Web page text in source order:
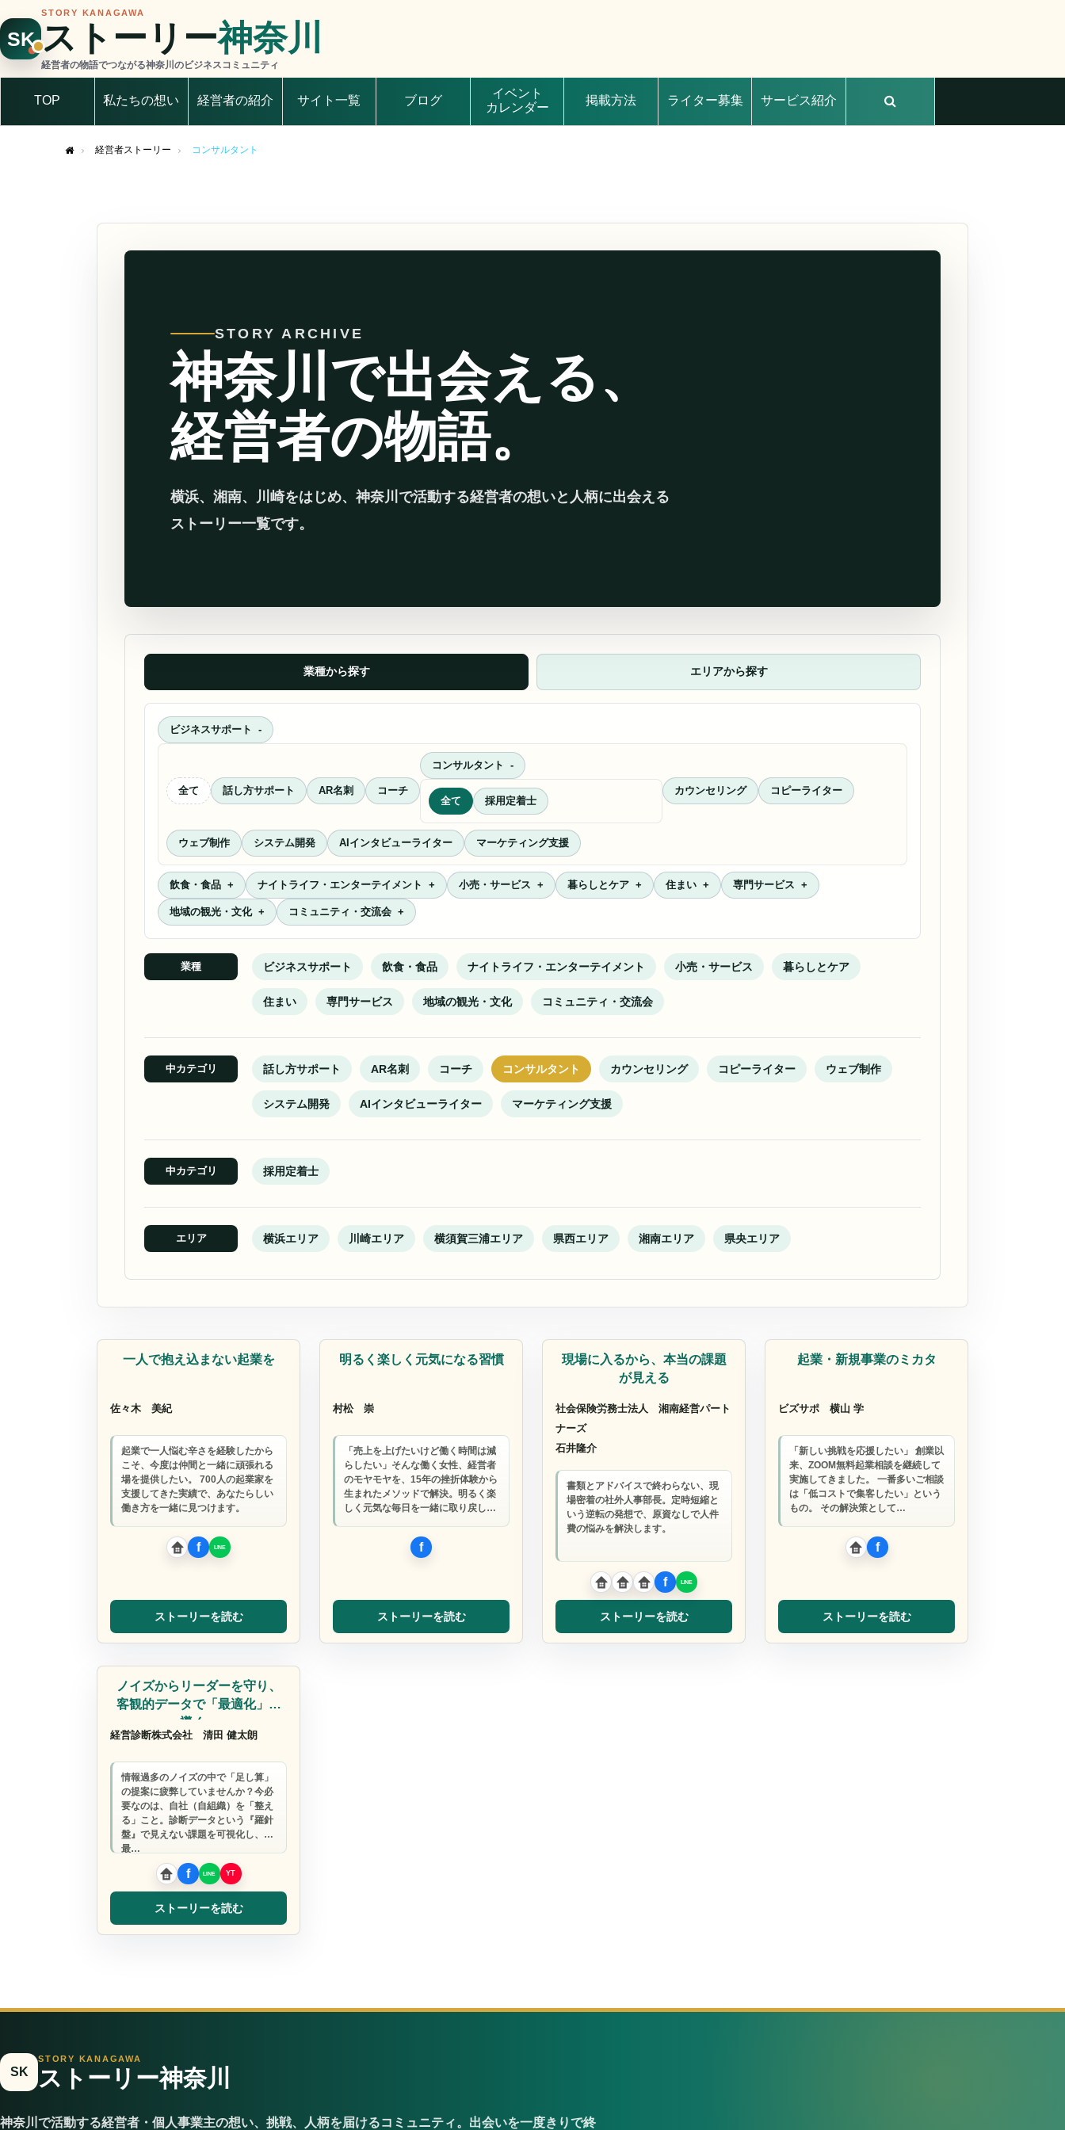
SK
STORY KANAGAWA
ストーリー神奈川
経営者の物語でつながる神奈川のビジネスコミュニティ
TOP 私たちの想い 経営者の紹介 サイト一覧 ブログ
イベント
カレンダー
掲載方法 ライター募集 サービス紹介
経営者ストーリー コンサルタント
STORY ARCHIVE
神奈川で出会える、
経営者の物語。
横浜、湘南、川崎をはじめ、神奈川で活動する経営者の想いと人柄に出会える
ストーリー一覧です。
業種から探す エリアから探す
ビジネスサポート
全て 話し方サポート AR名刺 コーチ
コンサルタント
全て 採用定着士
カウンセリング コピーライター
ウェブ制作 システム開発 AIインタビューライター マーケティング支援
飲食・食品 ナイトライフ・エンターテイメント 小売・サービス 暮らしとケア 住まい 専門サービス
地域の観光・文化 コミュニティ・交流会
業種 ビジネスサポート 飲食・食品 ナイトライフ・エンターテイメント 小売・サービス 暮らしとケア
住まい 専門サービス 地域の観光・文化 コミュニティ・交流会
中カテゴリ 話し方サポート AR名刺 コーチ コンサルタント カウンセリング コピーライター ウェブ制作
システム開発 AIインタビューライター マーケティング支援
中カテゴリ 採用定着士
エリア 横浜エリア 川崎エリア 横須賀三浦エリア 県西エリア 湘南エリア 県央エリア
一人で抱え込まない起業を
佐々木 美紀
起業で一人悩む辛さを経験したから
こそ、今度は仲間と一緒に頑張れる
場を提供したい。 700人の起業家を
支援してきた実績で、あなたらしい
働き方を一緒に見つけます。
ストーリーを読む
明るく楽しく元気になる習慣
村松 崇
「売上を上げたいけど働く時間は減
らしたい」そんな働く女性、経営者
のモヤモヤを、15年の挫折体験から
生まれたメソッドで解決。明るく楽
しく元気な毎日を一緒に取り戻し…
ストーリーを読む
現場に入るから、本当の課題
が見える
社会保険労務士法人 湘南経営パート
ナーズ
石井隆介
書類とアドバイスで終わらない、現
場密着の社外人事部長。定時短縮と
いう逆転の発想で、原資なしで人件
費の悩みを解決します。
ストーリーを読む
起業・新規事業のミカタ
ビズサポ 横山 学
「新しい挑戦を応援したい」 創業以
来、ZOOM無料起業相談を継続して
実施してきました。 一番多いご相談
は「低コストで集客したい」という
もの。 その解決策として…
ストーリーを読む
ノイズからリーダーを守り、
客観的データで「最適化」を
導く…
経営診断株式会社 清田 健太朗
情報過多のノイズの中で「足し算」
の提案に疲弊していませんか？今必
要なのは、自社（自組織）を「整え
る」こと。診断データという『羅針
盤』で見えない課題を可視化し、
最…
ストーリーを読む
SK
STORY KANAGAWA
ストーリー神奈川
神奈川で活動する経営者・個人事業主の想い、挑戦、人柄を届けるコミュニティ。出会いを一度きりで終